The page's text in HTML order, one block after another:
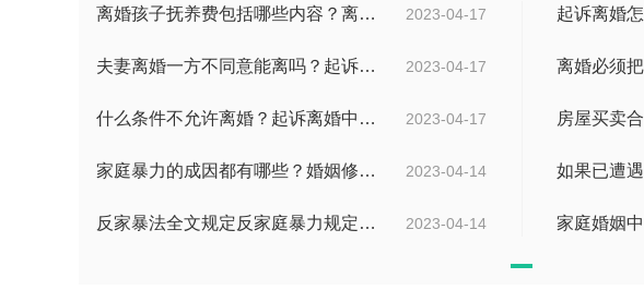
2023-04-17
离婚孩子抚养费包括哪些内容？离婚赡养费的标准是什么？
2023-04-17
夫妻离婚一方不同意能离吗？起诉离婚一方不同意多久可以判离婚？
2023-04-17
什么条件不允许离婚？起诉离婚中对女方的特殊保护都有哪些？
2023-04-14
家庭暴力的成因都有哪些？婚姻修复的方法有哪些？
2023-04-14
反家暴法全文规定反家庭暴力规定是什么？婚姻怎么样挽救？